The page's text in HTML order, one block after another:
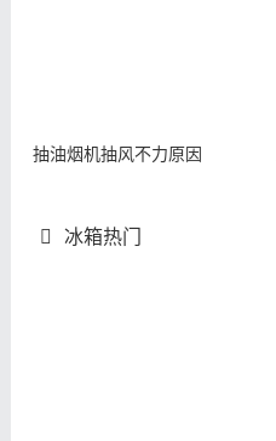
抽油烟机抽风不力原因
冰箱热门